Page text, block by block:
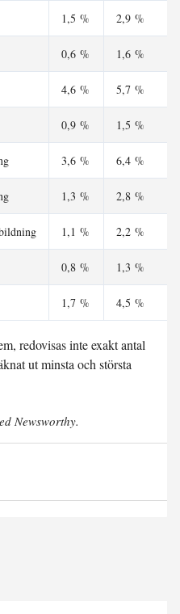
1,5 % 2,9 %
0,6 % 1,6 %
4,6 % 5,7 %
0,9 % 1,5 %
3,6 % 6,4 %
1,3 % 2,8 %
1,1 % 2,2 %
0,8 % 1,3 %
1,7 % 4,5 %
redovisas inte exakt antal
ut minsta och största
Newsworthy.